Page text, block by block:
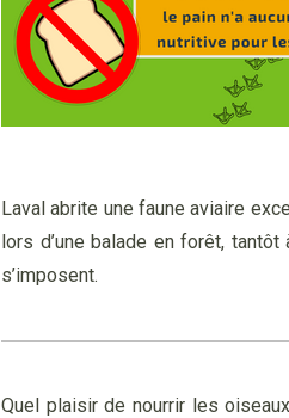
Laval abrite une faune aviaire
lors d’une balade en forêt,
s’imposent.
Quel plaisir de nourrir les